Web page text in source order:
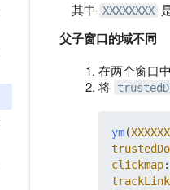
其中 XXXXXXXX
父子窗口的域不同
在两个窗口
将
ym(
clickmap: